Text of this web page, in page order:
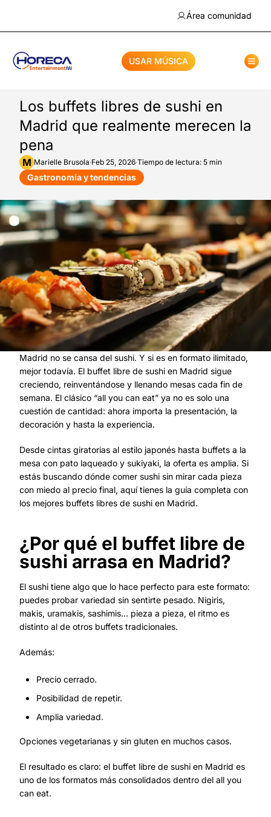
Área comunidad
USAR MÚSICA
Los buffets libres de sushi en
Madrid que realmente merecen la
pena
M Marielle Brusola·Feb 25, 2026·Tiempo de lectura: 5 min
Gastronomía y tendencias
Madrid no se cansa del sushi. Y si es en formato ilimitado,
mejor todavía. El buffet libre de sushi en Madrid sigue
creciendo, reinventándose y llenando mesas cada fin de
semana. El clásico “all you can eat” ya no es solo una
cuestión de cantidad: ahora importa la presentación, la
decoración y hasta la experiencia.
Desde cintas giratorias al estilo japonés hasta buffets a la
mesa con pato laqueado y sukiyaki, la oferta es amplia. Si
estás buscando dónde comer sushi sin mirar cada pieza
con miedo al precio final, aquí tienes la guía completa con
los mejores buffets libres de sushi en Madrid.
¿Por qué el buffet libre de
sushi arrasa en Madrid?
El sushi tiene algo que lo hace perfecto para este formato:
puedes probar variedad sin sentirte pesado. Nigiris,
makis, uramakis, sashimis… pieza a pieza, el ritmo es
distinto al de otros buffets tradicionales.
Además:
Precio cerrado.
Posibilidad de repetir.
Amplia variedad.
Opciones vegetarianas y sin gluten en muchos casos.
El resultado es claro: el buffet libre de sushi en Madrid es
uno de los formatos más consolidados dentro del all you
can eat.